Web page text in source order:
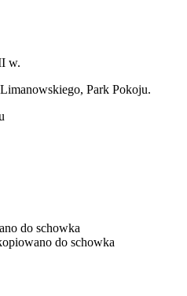
w.
Park Pokoju.
do schowka
do schowka